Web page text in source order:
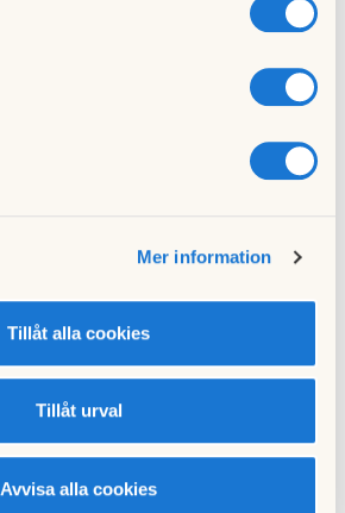
Mer information
Tillåt alla cookies
Tillåt urval
Avvisa alla cookies
Nästa nyhet
Simskola
15 april 2015